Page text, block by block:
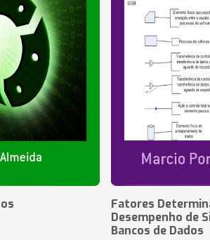
Fatores
Desempenho de
Bancos de Dados